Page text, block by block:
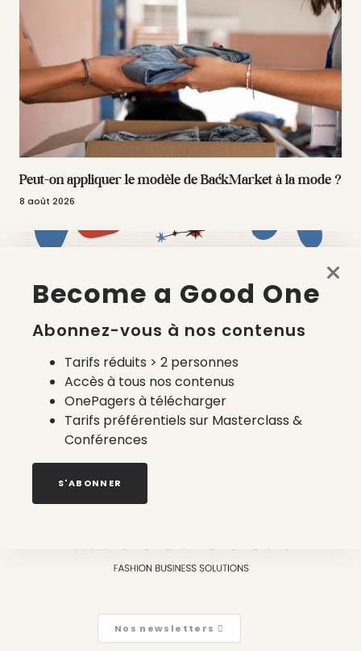
Peut-on appliquer le modèle de BackMarket à la mode ?
8 août 2026
Quels prestataires pour le calcul du coût
environnemental français ?
6 août 2026
Nos newsletters
Become a Good One
Abonnez-vous à nos contenus
Tarifs réduits > 2 personnes
Accès à tous nos contenus
OnePagers à télécharger
Tarifs préférentiels sur Masterclass &
Conférences
S'ABONNER